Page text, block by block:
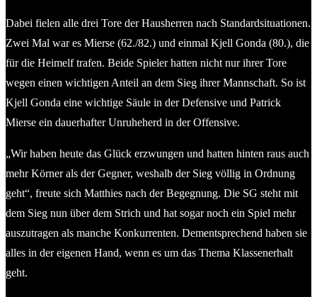
Dabei fielen alle drei Tore der Hausherren nach Standardsituationen.
Zwei Mal war es Mierse (62./82.) und einmal Kjell Gonda (80.), die
für die Heimelf trafen. Beide Spieler hatten nicht nur ihrer Tore
wegen einen wichtigen Anteil an dem Sieg ihrer Mannschaft. So ist
Kjell Gonda eine wichtige Säule in der Defensive und Patrick
Mierse ein dauerhafter Unruheherd in der Offensive.
„Wir haben heute das Glück erzwungen und hatten hinten raus auch
mehr Körner als der Gegner, weshalb der Sieg völlig in Ordnung
geht“, freute sich Matthies nach der Begegnung. Die SG steht mit
dem Sieg nun über dem Strich und hat sogar noch ein Spiel mehr
auszutragen als manche Konkurrenten. Dementsprechend haben sie
alles in der eigenen Hand, wenn es um das Thema Klassenerhalt
geht.